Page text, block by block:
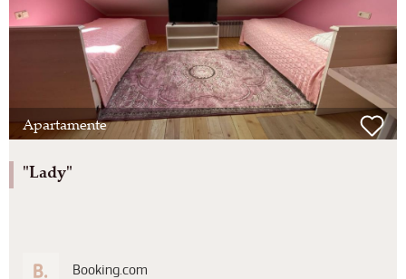
Apartamente
"Lady"
Booking.com